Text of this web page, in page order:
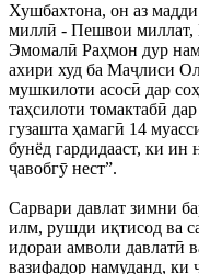
Хушбахтона, он аз мадди
миллӣ - Пешвои миллат,
Эмомалӣ Раҳмон дур
ахири худ ба Маҷлиси
мушкилоти асосӣ дар
таҳсилоти томактабӣ
гузашта ҳамагӣ 14
бунёд гардидааст, ки ин
ҷавобгӯ нест”.
Сарвари давлат зимни
илм, рушди иқтисод ва
идораи амволи давлатӣ
вазифадор намуданд, ки